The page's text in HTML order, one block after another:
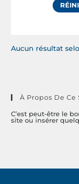
Aucun résultat
À Propos De Ce
C’est peut-être le
site ou insérer